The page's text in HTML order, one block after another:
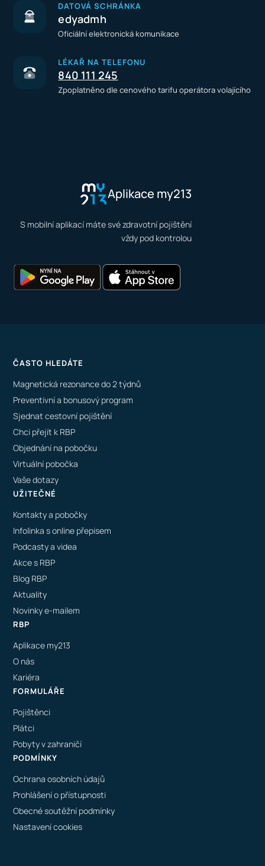
DATOVÁ SCHRÁNKA
edyadmh
Oficiální elektronická komunikace
LÉKAŘ NA TELEFONU
840 111 245
Zpoplatněno dle cenového tarifu operátora volajícího
Aplikace my213
S mobilní aplikací máte své zdravotní pojištění
vždy pod kontrolou
ČASTO HLEDÁTE
Magnetická rezonance do 2 týdnů
Preventivní a bonusový program
Sjednat cestovní pojištění
Chci přejít k RBP
Objednání na pobočku
Virtuální pobočka
Vaše dotazy
UŽITEČNÉ
Kontakty a pobočky
Infolinka s online přepisem
Podcasty a videa
Akce s RBP
Blog RBP
Aktuality
Novinky e-mailem
RBP
Aplikace my213
O nás
Kariéra
FORMULÁŘE
Pojištěnci
Plátci
Pobyty v zahraničí
PODMÍNKY
Ochrana osobních údajů
Prohlášení o přístupnosti
Obecné soutěžní podmínky
Nastavení cookies